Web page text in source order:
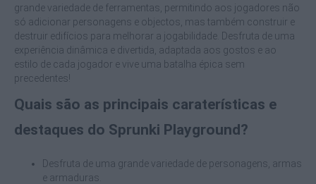
grande variedade de ferramentas, permitindo aos jogadores não
só adicionar personagens e objectos, mas também construir e
destruir edifícios para melhorar a jogabilidade. Desfruta de uma
experiência dinâmica e divertida, adaptada aos gostos e ao
estilo de cada jogador e vive uma batalha épica sem
precedentes!
Quais são as principais caraterísticas e
destaques do Sprunki Playground?
Desfruta de uma grande variedade de personagens, armas
e armaduras.